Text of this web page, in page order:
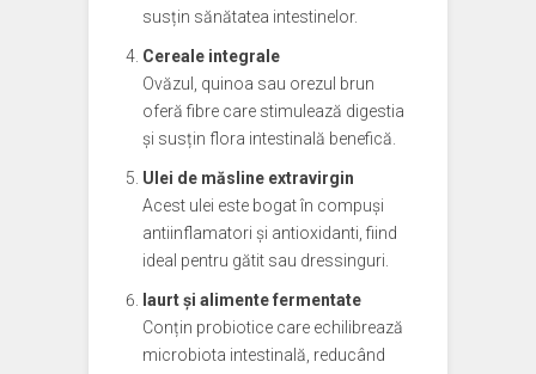
susțin sănătatea intestinelor.
Cereale integrale
Ovăzul, quinoa sau orezul brun
oferă fibre care stimulează digestia
și susțin flora intestinală benefică.
Ulei de măsline extravirgin
Acest ulei este bogat în compuși
antiinflamatori și antioxidanti, fiind
ideal pentru gătit sau dressinguri.
Iaurt și alimente fermentate
Conțin probiotice care echilibrează
microbiota intestinală, reducând